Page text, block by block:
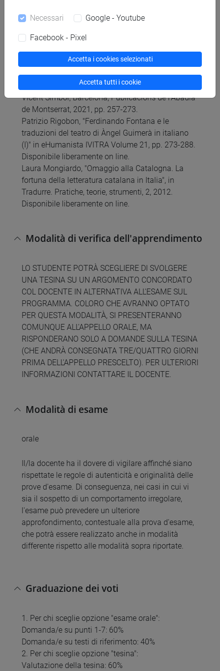
Cardona, Enrico, Dell'antica letteratura catalana,
on line. Solo i brani che saranno indicati.
Patrizio Rigobon, "Josep Pla riscrittore o traduttore"
in F. Carbó, R.X. Rosselló e Josep Massot i
Muntaner, La Mirada retornada. Estudis de
literatura catalana contemporània en homenatge a
Vicent Simbor, Barcelona, Publicacions de l'Abadia
de Montserrat, 2021, pp. 257-273.
Patrizio Rigobon, "Ferdinando Fontana e le
traduzioni del teatro di Àngel Guimerà in italiano
(I)" in eHumanista IVITRA Volume 21, pp. 273-288.
Disponibile liberamente on line.
Laura Mongiardo, "Omaggio alla Catalogna. La
fortuna della letteratura catalana in Italia", in
Tradurre. Pratiche, teorie, strumenti, 2, 2012.
Disponibile liberamente on line.
Modalità di verifica dell'apprendimento
LO STUDENTE POTRÀ SCEGLIERE DI SVOLGERE
UNA TESINA SU UN ARGOMENTO CONCORDATO
COL DOCENTE IN ALTERNATIVA ALL'ESAME SUL
PROGRAMMA. COLORO CHE AVRANNO OPTATO
PER QUESTA MODALITÀ, SI PRESENTERANNO
COMUNQUE ALL'APPELLO ORALE, MA
RISPONDERANO SOLO A DOMANDE SULLA TESINA
(CHE ANDRÀ CONSEGNATA TRE/QUATTRO GIORNI
PRIMA DELL'APPELLO PRESCELTO). PER ULTERIORI
INFORMAZIONI CONTATTARE IL DOCENTE.
Modalità di esame
orale
Il/la docente ha il dovere di vigilare affinché siano
rispettate le regole di autenticità e originalità delle
prove d'esame. Di conseguenza, nei casi in cui vi
sia il sospetto di un comportamento irregolare,
l'esame può prevedere un ulteriore
approfondimento, contestuale alla prova d'esame,
che potrà essere realizzato anche in modalità
differente rispetto alle modalità sopra riportate.
Graduazione dei voti
1. Per chi sceglie opzione "esame orale":
Domanda/e su punti 1-7: 60%
Domanda/e su testi di riferimento: 40%
2. Per chi sceglie opzione "tesina":
Valutazione della tesina: 60%
Necessari Google - Youtube
Facebook - Pixel
Accetta i cookies selezionati
Accetta tutti i cookie